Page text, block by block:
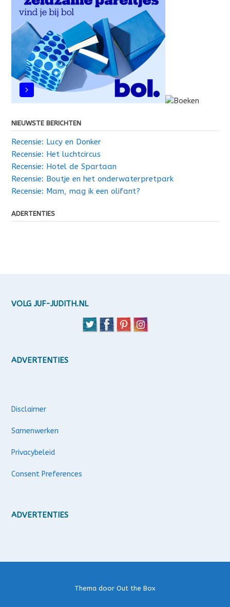
NIEUWSTE BERICHTEN
Recensie: Lucy en Donker
Recensie: Het luchtcircus
Recensie: Hotel de Spartaan
Recensie: Boutje en het onderwaterpretpark
Recensie: Mam, mag ik een olifant?
ADERTENTIES
VOLG JUF-JUDITH.NL
ADVERTENTIES
Disclaimer
Samenwerken
Privacybeleid
Consent Preferences
ADVERTENTIES
Thema door Out the Box